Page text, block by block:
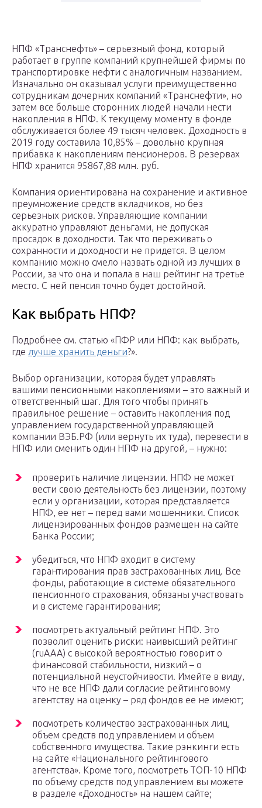
НПФ «Транснефть» – серьезный фонд, который
работает в группе компаний крупнейшей фирмы по
транспортировке нефти с аналогичным названием.
Изначально он оказывал услуги преимущественно
сотрудникам дочерних компаний «Транснефти», но
затем все больше сторонних людей начали нести
накопления в НПФ. К текущему моменту в фонде
обслуживается более 49 тысяч человек. Доходность в
2019 году составила 10,85% – довольно крупная
прибавка к накоплениям пенсионеров. В резервах
НПФ хранится 95867,88 млн. руб.
Компания ориентирована на сохранение и активное
преумножение средств вкладчиков, но без
серьезных рисков. Управляющие компании
аккуратно управляют деньгами, не допуская
просадок в доходности. Так что переживать о
сохранности и доходности не придется. В целом
компанию можно смело назвать одной из лучших в
России, за что она и попала в наш рейтинг на третье
место. С ней пенсия точно будет достойной.
Как выбрать НПФ?
Подробнее см. статью «ПФР или НПФ: как выбрать,
где лучше хранить деньги?».
Выбор организации, которая будет управлять
вашими пенсионными накоплениями – это важный и
ответственный шаг. Для того чтобы принять
правильное решение – оставить накопления под
управлением государственной управляющей
компании ВЭБ.РФ (или вернуть их туда), перевести в
НПФ или сменить один НПФ на другой, – нужно:
проверить наличие лицензии. НПФ не может
вести свою деятельность без лицензии, поэтому
если у организации, которая представляется
НПФ, ее нет – перед вами мошенники. Список
лицензированных фондов размещен на сайте
Банка России;
убедиться, что НПФ входит в систему
гарантирования прав застрахованных лиц. Все
фонды, работающие в системе обязательного
пенсионного страхования, обязаны участвовать
и в системе гарантирования;
посмотреть актуальный рейтинг НПФ. Это
позволит оценить риски: наивысший рейтинг
(ruAAA) с высокой вероятностью говорит о
финансовой стабильности, низкий – о
потенциальной неустойчивости. Имейте в виду,
что не все НПФ дали согласие рейтинговому
агентству на оценку – ряд фондов ее не имеют;
посмотреть количество застрахованных лиц,
объем средств под управлением и объем
собственного имущества. Такие рэнкинги есть
на сайте «Национального рейтингового
агентства». Кроме того, посмотреть ТОП-10 НПФ
по объему средств под управлением вы можете
в разделе «Доходность» на нашем сайте;